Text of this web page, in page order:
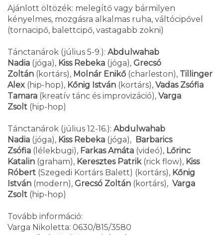
Ajánlott öltözék: melegítő vagy bármilyen
kényelmes, mozgásra alkalmas ruha, váltócipővel
(tornacipő, balettcipő, vastagabb zokni)
Tánctanárok (július 5-9.): Abdulwahab
Nadia (jóga), Kiss Rebeka (jóga), Grecsó
Zoltán (kortárs), Molnár Enikő (charleston), Tillinger
Alex (hip-hop), Kőnig István (kortárs), Vadas Zsófia
Tamara (kreatív tánc és improvizáció), Varga
Zsolt (hip-hop)
Tánctanárok (július 12-16.): Abdulwahab
Nadia (jóga), Kiss Rebeka (jóga), Barbarics
Zsófia (lélekbugi), Farkas Amáta (videó), Lőrinc
Katalin (graham), Keresztes Patrik(rick flow), Kiss
Róbert (Szegedi Kortárs Balett) (kortárs), Kőnig
István (modern), Grecsó Zoltán (kortárs), Varga
Zsolt (hip-hop)
Tovább információ:
Varga Nikoletta: 0630/815/3580